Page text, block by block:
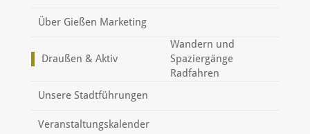
Über Gießen Marketing
Draußen & Aktiv
Wandern und
Spaziergänge
Radfahren
Unsere Stadtführungen
Veranstaltungskalender